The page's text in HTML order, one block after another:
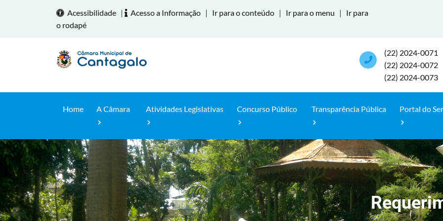
Acessibilidade | Acesso a Informação | Ir para o conteúdo | Ir para o menu |
Ir para
o rodapé
(22) 2024-0071
(22) 2024-0072
(22) 2024-0073
Home A Câmara Atividades Legislativas Concurso Público Transparência Pública Portal do